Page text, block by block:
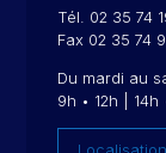
Tél. 02 35 74
Fax 02 35 74
Du mardi au
9h • 12h | 14h